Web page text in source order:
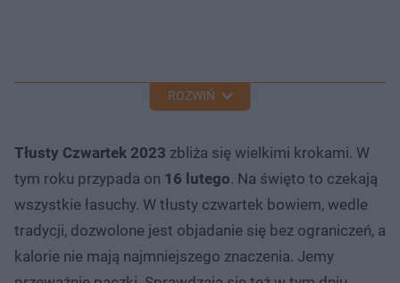
ROZWIŃ
Tłusty Czwartek 2023 zbliża się wielkimi krokami. W
tym roku przypada on 16 lutego. Na święto to czekają
wszystkie łasuchy. W tłusty czwartek bowiem, wedle
tradycji, dozwolone jest objadanie się bez ograniczeń, a
kalorie nie mają najmniejszego znaczenia. Jemy